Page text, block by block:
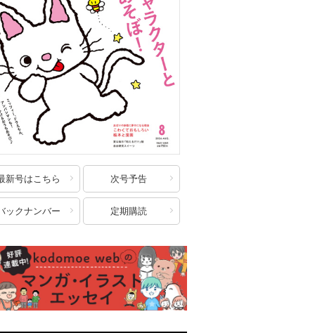
新号はこちら 次号予告
ックナンバー 定期購読